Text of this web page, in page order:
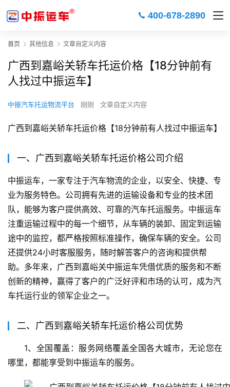
400-678-2890
首页 其他信息 文章自定义内容
广西到嘉峪关轿车托运价格【18分钟前有
人找过中振运车】
中振汽车托运物流平台 刚刚 文章自定义内容
广西到嘉峪关轿车托运价格【18分钟前有人找过中振运车】
一、广西到嘉峪关轿车托运价格公司介绍
中振运车，一家专注于汽车物流的企业，以安全、快捷、专
业为服务特色。公司拥有先进的运输设备和专业的技术团
队，能够为客户提供高效、可靠的汽车托运服务。中振运车
注重运输过程中的每一个细节，从车辆的装卸、固定到运输
途中的监控，都严格按照标准操作，确保车辆的安全。公司
还提供24小时客服服务，随时解答客户的咨询和提供帮
助。多年来，广西到嘉峪关中振运车凭借优质的服务和不断
创新的精神，赢得了客户的广泛好评和市场的认可，成为汽
车托运行业的领军企业之一。
二、广西到嘉峪关轿车托运价格公司优势
1、全国覆盖：服务网络覆盖全国各大城市，无论您在
哪里，都能享受到中振运车的服务。